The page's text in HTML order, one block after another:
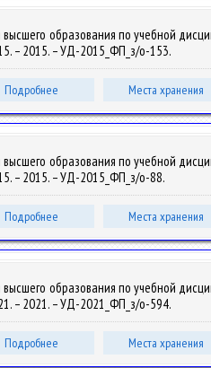
образования по учебной
– 2015. – УД-2015_ФП_з/о-153.
Подробнее Места хранения
образования по учебной
– 2015. – УД-2015_ФП_з/о-88.
Подробнее Места хранения
образования по учебной
– 2021. – УД-2021_ФП_з/о-594.
Подробнее Места хранения